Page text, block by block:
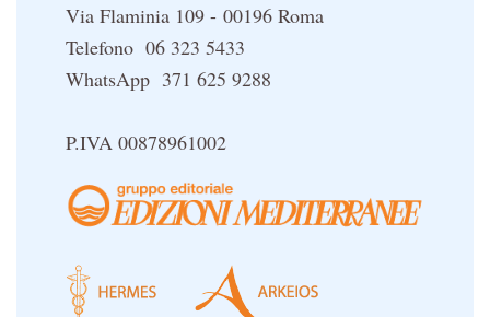
Via Flaminia 109 - 00196 Roma
Telefono 06 323 5433
WhatsApp 371 625 9288
P.IVA 00878961002